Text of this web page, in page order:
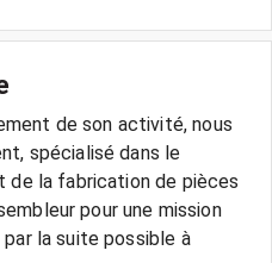
de son activité, nous
spécialisé dans le
la fabrication de pièces
pour une mission
la suite possible à